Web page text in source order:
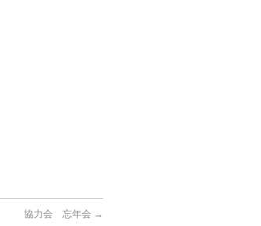
協力会 忘年会 →